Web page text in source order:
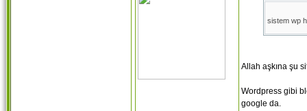
sistem wp
Allah aşkına şu
Wordpress gibi
google da.